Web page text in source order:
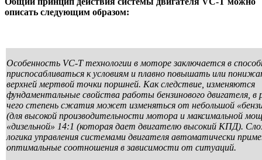
описать следующим образом:
Особенность VC-T технологии в моторе заключается в
приспосабливаться к условиям и плавно повышать или
верхней мертвой точки поршней. Как следствие, изменяются
фундаментальные свойства работы бензинового двигателя, в
чего степень сжатия может изменяться от небольшой
(для высокой производительности мотора и максимальной
«дизельной» 14:1 (которая дает двигателю высокий КПД).
логика управления системами двигателя автоматически
оптимальные соотношения в зависимости от ситуаций.